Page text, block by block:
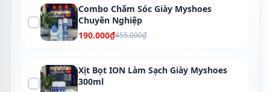
Combo Chăm Sóc Giày Myshoes
Chuyên Nghiệp
190.000₫455.000₫
Xịt Bọt ION Làm Sạch Giày Myshoes
300ml